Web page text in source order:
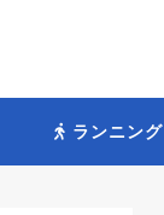
ランニング